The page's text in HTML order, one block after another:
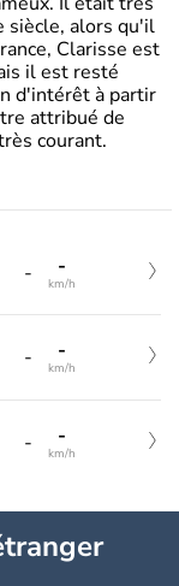
siècle, alors qu'il
Clarisse est
il est resté
d'intérêt à partir
attribué de
courant.
- -
km/h
- -
km/h
- -
km/h